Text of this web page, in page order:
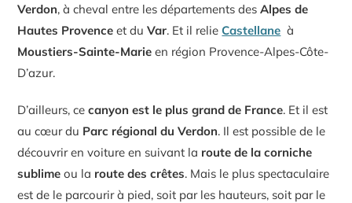
Verdon, à cheval entre les départements desAlpes de
Hautes Provence et duVar. Et il relieCastellane à
Moustiers-Sainte-Marie en région Provence-Alpes-Côte-
D’azur.
D’ailleurs, cecanyon est le plus grand de France. Et il est
au cœur du Parc régional du Verdon. Il est possible de le
découvrir en voiture en suivant la route de la corniche
sublime ou la route des crêtes. Mais le plus spectaculaire
est de le parcourir à pied, soit par les hauteurs, soit par le